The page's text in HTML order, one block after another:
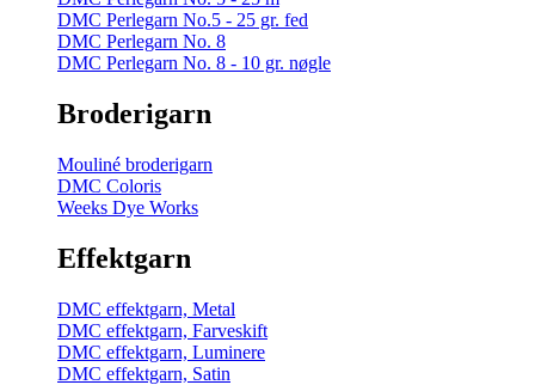
DMC Perlegarn No.5 - 25 gr. fed
DMC Perlegarn No. 8
DMC Perlegarn No. 8 - 10 gr. nøgle
Broderigarn
Mouliné broderigarn
DMC Coloris
Weeks Dye Works
Effektgarn
DMC effektgarn, Metal
DMC effektgarn, Farveskift
DMC effektgarn, Luminere
DMC effektgarn, Satin